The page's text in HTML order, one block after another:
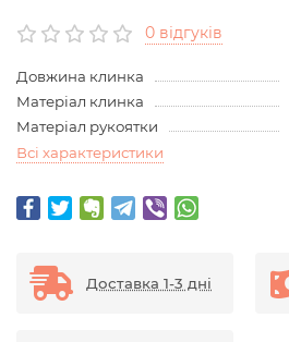
0 відгуків
Довжина клинка
Матеріал клинка
Матеріал рукоятки
Всі характеристики
Доставка 1-3 дні